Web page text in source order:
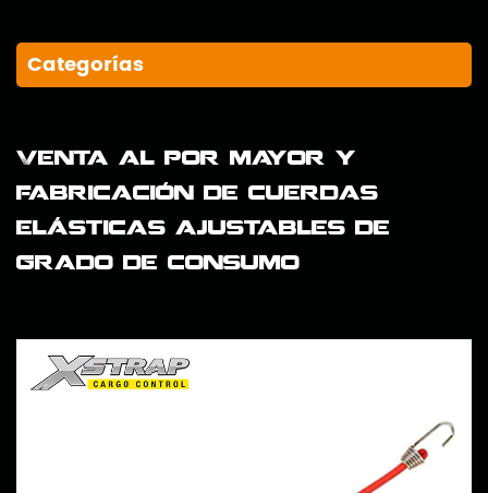
Categorías
Venta al por mayor y
fabricación de cuerdas
elásticas ajustables de
grado de consumo